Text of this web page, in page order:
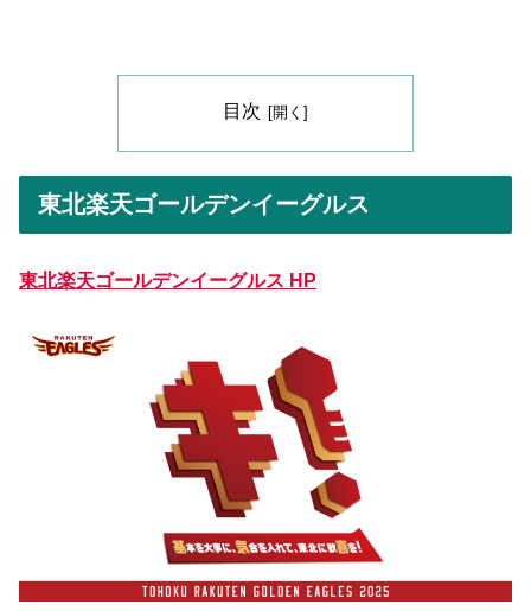
目次
東北楽天ゴールデンイーグルス
東北楽天ゴールデンイーグルス HP